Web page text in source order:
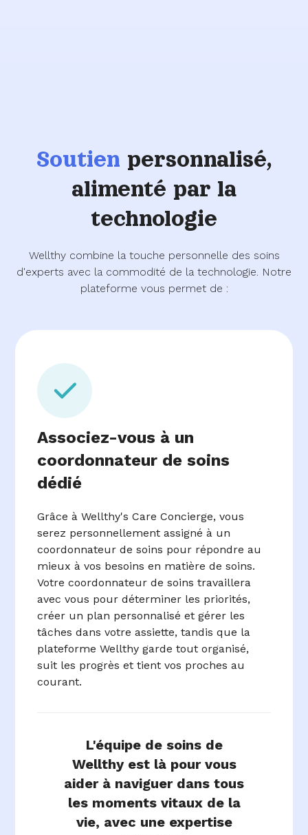
Soutien personnalisé,
alimenté par la
technologie
Wellthy combine la touche personnelle des soins
d'experts avec la commodité de la technologie. Notre
plateforme vous permet de :
Associez-vous à un
coordonnateur de soins
dédié
Grâce à Wellthy's Care Concierge, vous
serez personnellement assigné à un
coordonnateur de soins pour répondre au
mieux à vos besoins en matière de soins.
Votre coordonnateur de soins travaillera
avec vous pour déterminer les priorités,
créer un plan personnalisé et gérer les
tâches dans votre assiette, tandis que la
plateforme Wellthy garde tout organisé,
suit les progrès et tient vos proches au
courant.
L'équipe de soins de
Wellthy est là pour vous
aider à naviguer dans tous
les moments vitaux de la
vie, avec une expertise